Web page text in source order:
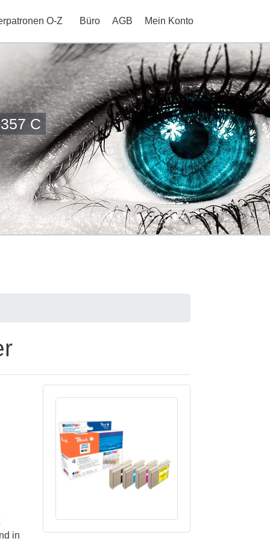
O-Z Büro AGB Mein Konto
C
in